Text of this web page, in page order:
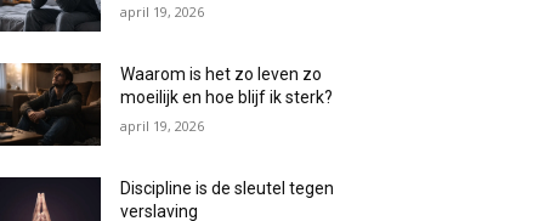
april 19, 2026
Waarom is het zo leven zo
moeilijk en hoe blijf ik sterk?
april 19, 2026
Discipline is de sleutel tegen
verslaving